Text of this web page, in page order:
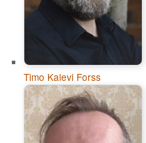
Timo Kalevi Forss